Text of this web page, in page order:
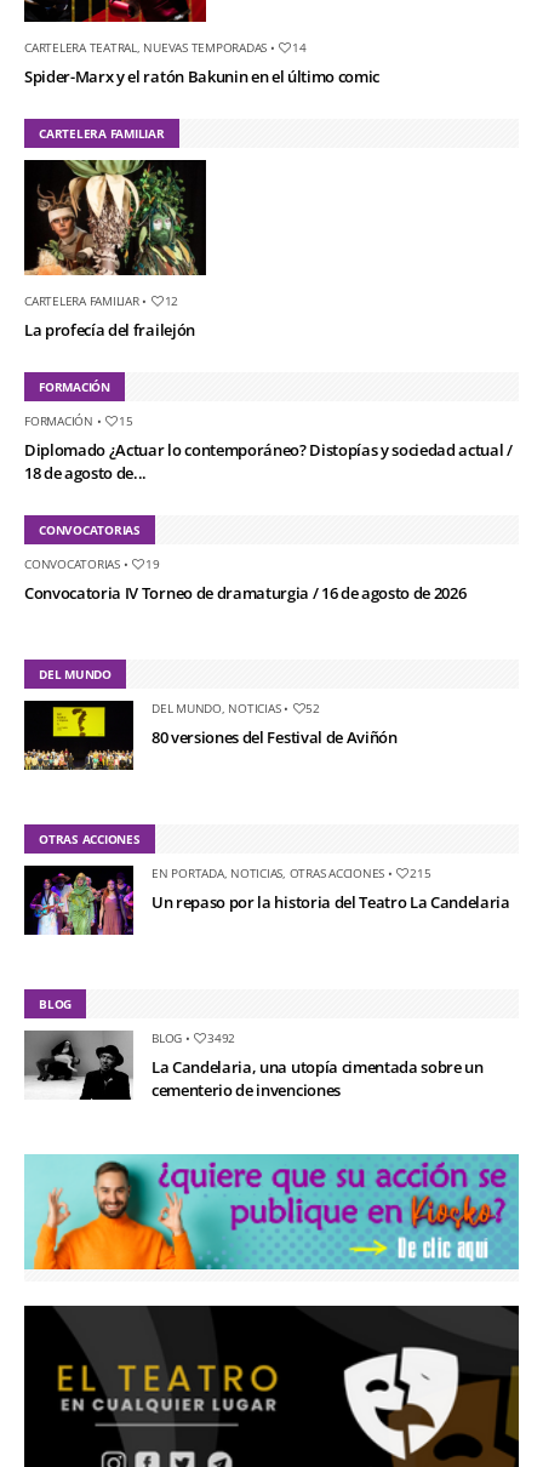
CARTELERA TEATRAL NUEVAS TEMPORADAS • 14
Spider-Marx y el ratón Bakunin en el último comic
CARTELERA FAMILIAR
CARTELERA FAMILIAR• 12
La profecía del frailejón
FORMACIÓN
FORMACIÓN • 15
Diplomado ¿Actuar lo contemporáneo? Distopías y sociedad actual /
18 de agosto de...
CONVOCATORIAS
CONVOCATORIAS• 19
Convocatoria IV Torneo de dramaturgia / 16 de agosto de 2026
DEL MUNDO
DEL MUNDO, NOTICIAS• 52
80 versiones del Festival de Aviñón
OTRAS ACCIONES
EN PORTADA, NOTICIAS OTRAS ACCIONES • 215
Un repaso por la historia del Teatro La Candelaria
BLOG
BLOG • 3492
La Candelaria, una utopía cimentada sobre un
cementerio de invenciones